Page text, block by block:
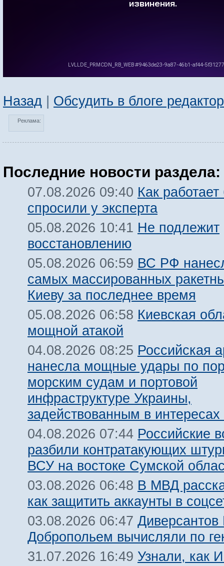
Назад | Обсудить в блоге
Реклама:
Последние новости раздела:
07.08.2026 09:40 Как
спросили у эксперта
05.08.2026 10:41 Не подлежит
восстановлению
05.08.2026 06:59 ВС РФ
самых массированных
Киеву за последнее время
05.08.2026 06:58 Киевская
мощной атакой
04.08.2026 08:25 Российская
нанесла мощные удары по
морским судам и портовой
инфраструктуре Украины,
задействованным в
04.08.2026 07:44 Российские
разбили контратакующих
ВСУ на востоке Сумской
03.08.2026 06:48 В МВД
как защитить аккаунты в
03.08.2026 06:47
Добропольем вычисляли по
31.07.2026 16:49 Узнали, как